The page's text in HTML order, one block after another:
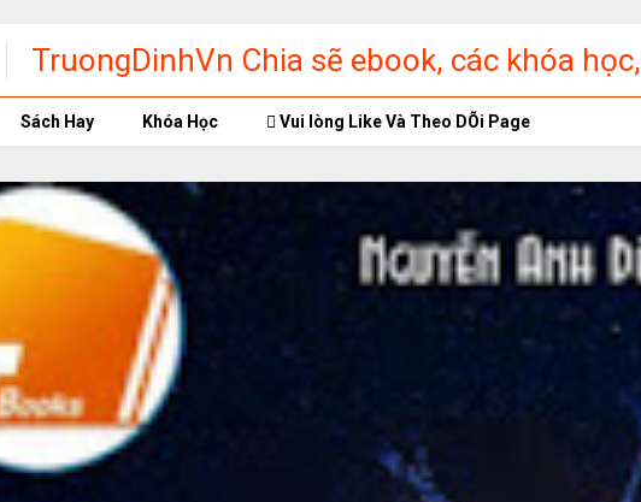
TruongDinhVn Chia sẽ ebook, các khóa học,
phần mềm học tập miễn phí
Sách Hay Khóa Học Vui lòng Like Và Theo DÕi Page